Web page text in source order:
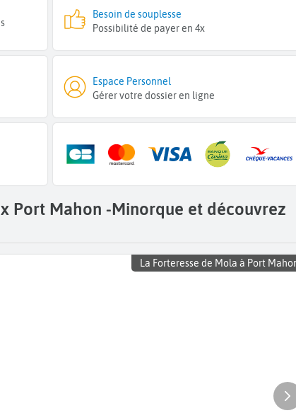
Besoin de souplesse
Possibilité de payer en 4x
Espace Personnel
Gérer votre dossier en ligne
Port Mahon -Minorque et découvrez
La Forteresse de Mola à Port